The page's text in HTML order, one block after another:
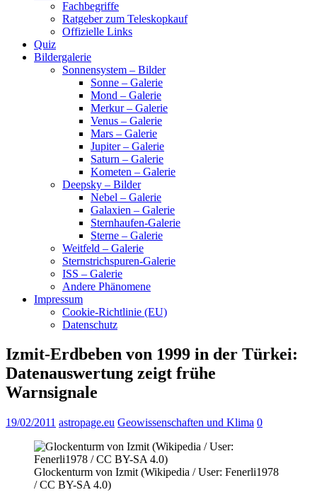
Fachbegriffe
Ratgeber zum Teleskopkauf
Offizielle Links
Quiz
Bildergalerie
Sonnensystem – Bilder
Sonne – Galerie
Mond – Galerie
Merkur – Galerie
Venus – Galerie
Mars – Galerie
Jupiter – Galerie
Saturn – Galerie
Kometen – Galerie
Deepsky – Bilder
Nebel – Galerie
Galaxien – Galerie
Sternhaufen-Galerie
Sterne – Galerie
Weitfeld – Galerie
Sternstrichspuren-Galerie
ISS – Galerie
Andere Phänomene
Impressum
Cookie-Richtlinie (EU)
Datenschutz
Izmit-Erdbeben von 1999 in der Türkei:
Datenauswertung zeigt frühe
Warnsignale
19/02/2011 astropage.eu Geowissenschaften und Klima 0
Glockenturm von Izmit (Wikipedia / User: Fenerli1978
/ CC BY-SA 4.0)